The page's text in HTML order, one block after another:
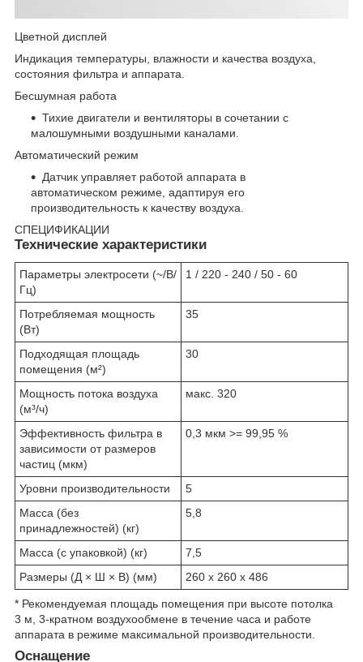
Цветной дисплей
Индикация температуры, влажности и качества воздуха,
состояния фильтра и аппарата.
Бесшумная работа
Тихие двигатели и вентиляторы в сочетании с
малошумными воздушными каналами.
Автоматический режим
Датчик управляет работой аппарата в
автоматическом режиме, адаптируя его
производительность к качеству воздуха.
СПЕЦИФИКАЦИИ
Технические характеристики
Параметры электросети (~/В/
Гц)
1 / 220 - 240 / 50 - 60
Потребляемая мощность
(Вт)
35
Подходящая площадь
помещения (м²)
30
Мощность потока воздуха
(м³/ч)
макс. 320
Эффективность фильтра в
зависимости от размеров
частиц (мкм)
0,3 мкм >= 99,95 %
Уровни производительности
5
Масса (без
принадлежностей) (кг)
5,8
Масса (с упаковкой) (кг)
7,5
Размеры (Д × Ш × В) (мм)
260 x 260 x 486
* Рекомендуемая площадь помещения при высоте потолка
3 м, 3-кратном воздухообмене в течение часа и работе
аппарата в режиме максимальной производительности.
Оснащение